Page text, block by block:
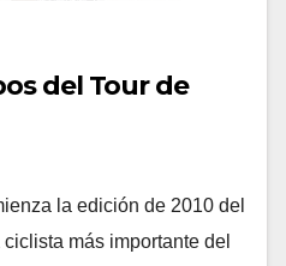
del Tour de
la edición de 2010 del
más importante del